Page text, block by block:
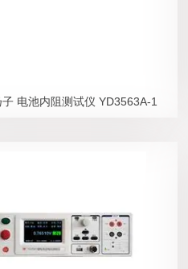
电池内阻测试仪 YD3563A-1